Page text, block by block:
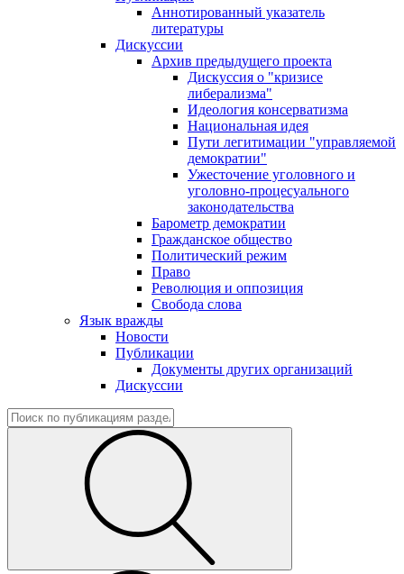
Аннотированный указатель
литературы
Дискуссии
Архив предыдущего проекта
Дискуссия о "кризисе
либерализма"
Идеология консерватизма
Национальная идея
Пути легитимации "управляемой
демократии"
Ужесточение уголовного и
уголовно-процесуального
законодательства
Барометр демократии
Гражданское общество
Политический режим
Право
Революция и оппозиция
Свобода слова
Язык вражды
Новости
Публикации
Документы других организаций
Дискуссии